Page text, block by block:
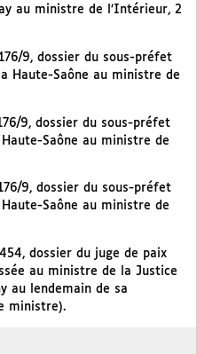
au ministre de l’Intérieur, 2
9, dossier du sous-préfet
Haute-Saône au ministre de
9, dossier du sous-préfet
Saône au ministre de
9, dossier du sous-préfet
Saône au ministre de
dossier du juge de paix
au ministre de la Justice
au lendemain de sa
ministre).